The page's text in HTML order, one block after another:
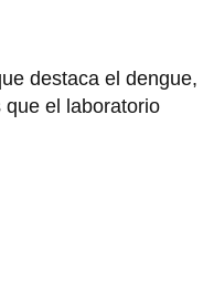
destaca el dengue,
que el laboratorio